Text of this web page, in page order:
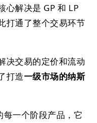
心解决是 GP 和 LP
打通了整个交易环节
决交易的定价和流动
打造一级市场的纳斯
一个阶段产品，它